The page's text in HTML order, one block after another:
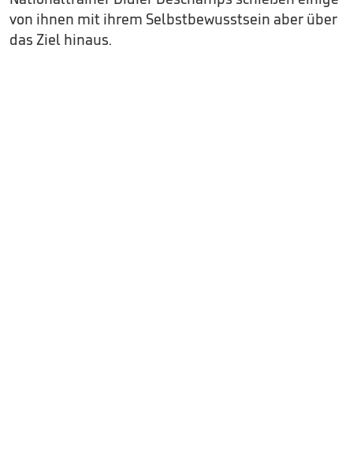
von ihnen mit ihrem Selbstbewusstsein aber über
das Ziel hinaus.